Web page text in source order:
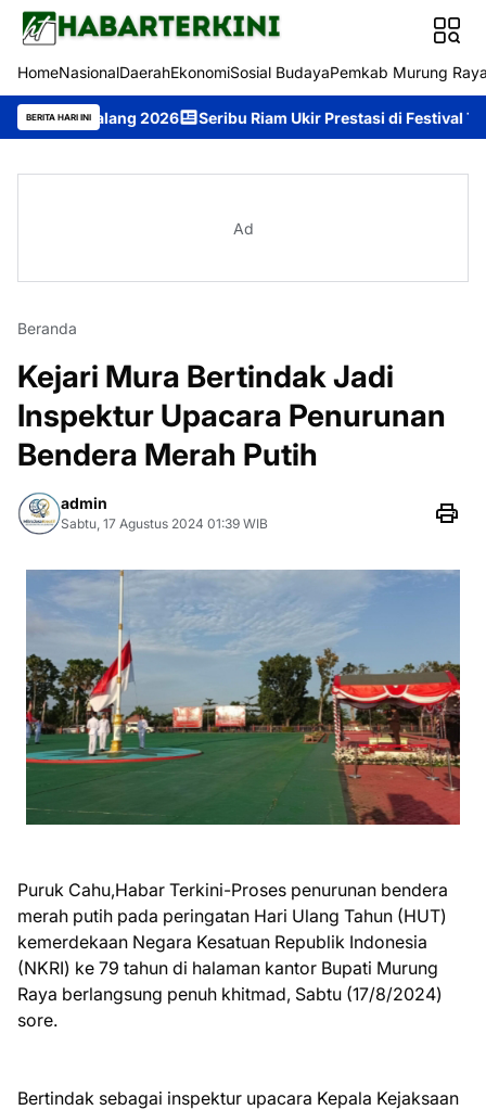
HomeNasionalDaerahEkonomiSosial BudayaPemkab Murung
BERITA HARI INI
2026 Seribu Riam Ukir Prestasi di Festival Tira Tangka
Ad
Beranda
Kejari Mura Bertindak Jadi
Inspektur Upacara Penurunan
Bendera Merah Putih
admin
Sabtu, 17 Agustus 2024 01:39 WIB
Puruk Cahu,Habar Terkini-Proses penurunan bendera
merah putih pada peringatan Hari Ulang Tahun (HUT)
kemerdekaan Negara Kesatuan Republik Indonesia
(NKRI) ke 79 tahun di halaman kantor Bupati Murung
Raya berlangsung penuh khitmad, Sabtu (17/8/2024)
sore.
Bertindak sebagai inspektur upacara Kepala Kejaksaan